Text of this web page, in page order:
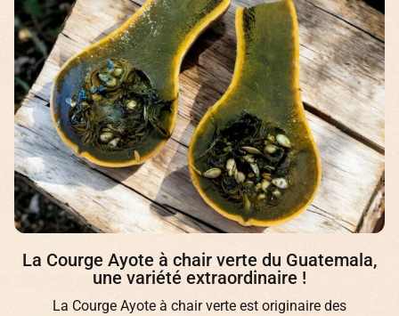
La Courge Ayote à chair verte du Guatemala,
une variété extraordinaire !
La Courge Ayote à chair verte est originaire des